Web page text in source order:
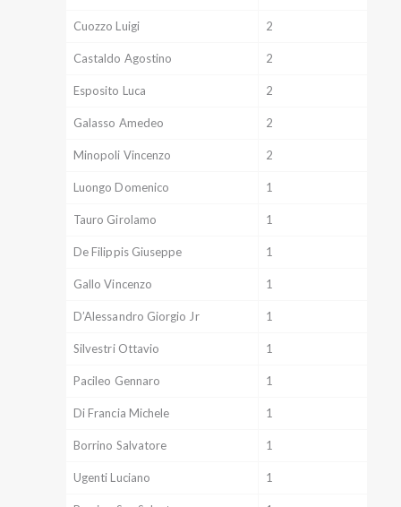
Cuozzo Luigi 2
Castaldo Agostino 2
Esposito Luca 2
Galasso Amedeo 2
Minopoli Vincenzo 2
Luongo Domenico 1
Tauro Girolamo 1
De Filippis Giuseppe 1
Gallo Vincenzo 1
D’Alessandro Giorgio Jr 1
Silvestri Ottavio 1
Pacileo Gennaro 1
Di Francia Michele 1
Borrino Salvatore 1
Ugenti Luciano 1